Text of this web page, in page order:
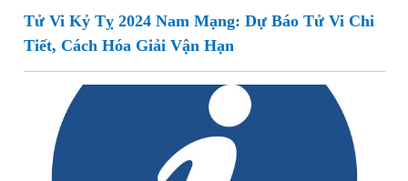
Tử Vi Kỷ Tỵ 2024 Nam Mạng: Dự Báo Tử Vi Chi
Tiết, Cách Hóa Giải Vận Hạn